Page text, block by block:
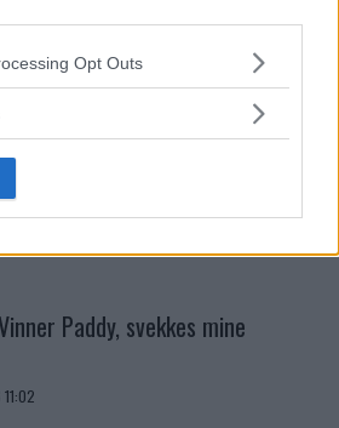
app uses one or more Google
or usage behaviour. You may click to
specified purposes in below Google
Opt Outs
Paddy, svekkes mine